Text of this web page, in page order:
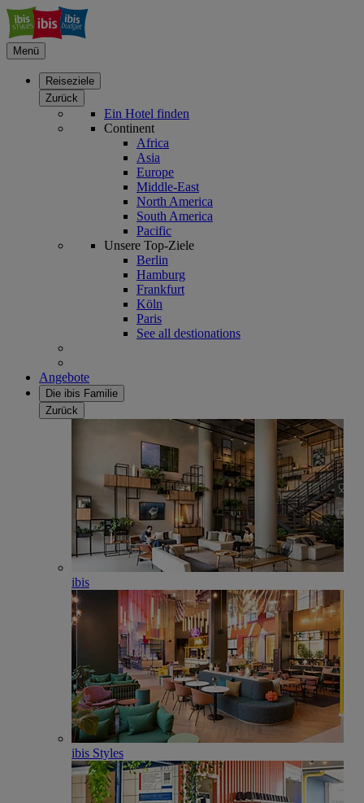
Menü
Reiseziele
Zurück
Ein Hotel finden
Continent
Africa
Asia
Europe
Middle-East
North America
South America
Pacific
Unsere Top-Ziele
Berlin
Hamburg
Frankfurt
Köln
Paris
See all destionations
Angebote
Die ibis Familie
Zurück
ibis
ibis Styles